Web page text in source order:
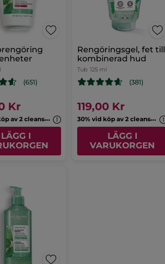
(651)
Kr
3
0% vid köp av 2 cleansers
LÄGG I
Rengöringsgel, fet till
kombinerad hud
Tub 125 ml
(381)
119,00 Kr
3
0% vid köp av 2 cleansers
LÄGG I
VARUKORGEN